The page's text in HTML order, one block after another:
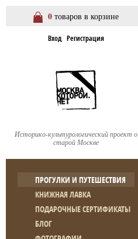
0 товаров в корзине
Вход Регистрация
Историко-культурологический проект о
старой Москве
ПРОГУЛКИ И ПУТЕШЕСТВИЯ
КНИЖНАЯ ЛАВКА
ПОДАРОЧНЫЕ СЕРТИФИКАТЫ
БЛОГ